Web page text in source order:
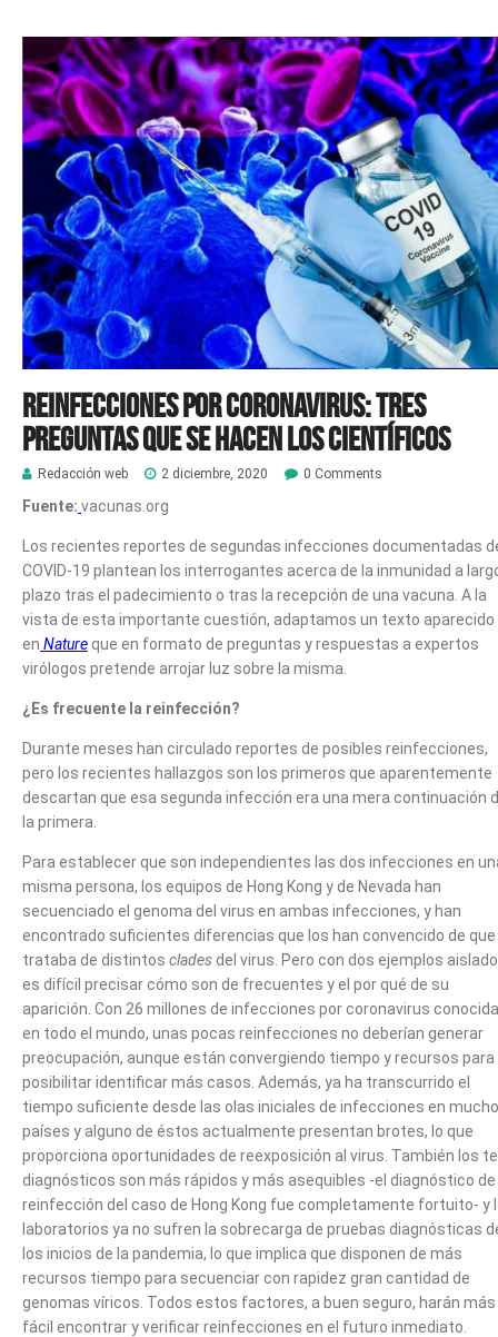
Reinfecciones por coronavirus: tres
preguntas que se hacen los científicos
Redacción web 2 diciembre, 2020 0 Comments
Fuente: vacunas.org
Los recientes reportes de segundas infecciones documentadas
COVID-19 plantean los interrogantes acerca de la inmunidad a
plazo tras el padecimiento o tras la recepción de una vacuna. A la
vista de esta importante cuestión, adaptamos un texto aparecido
en Nature que en formato de preguntas y respuestas a expertos
virólogos pretende arrojar luz sobre la misma.
¿Es frecuente la reinfección?
Durante meses han circulado reportes de posibles reinfecciones,
pero los recientes hallazgos son los primeros que aparentemente
descartan que esa segunda infección era una mera continuación
la primera.
Para establecer que son independientes las dos infecciones en
misma persona, los equipos de Hong Kong y de Nevada han
secuenciado el genoma del virus en ambas infecciones, y han
encontrado suficientes diferencias que los han convencido de
trataba de distintos clades del virus. Pero con dos ejemplos
es difícil precisar cómo son de frecuentes y el por qué de su
aparición. Con 26 millones de infecciones por coronavirus
en todo el mundo, unas pocas reinfecciones no deberían generar
preocupación, aunque están convergiendo tiempo y recursos para
posibilitar identificar más casos. Además, ya ha transcurrido el
tiempo suficiente desde las olas iniciales de infecciones en
países y alguno de éstos actualmente presentan brotes, lo que
proporciona oportunidades de reexposición al virus. También los
diagnósticos son más rápidos y más asequibles -el diagnóstico de
reinfección del caso de Hong Kong fue completamente fortuito- y
laboratorios ya no sufren la sobrecarga de pruebas diagnósticas
los inicios de la pandemia, lo que implica que disponen de más
recursos tiempo para secuenciar con rapidez gran cantidad de
genomas víricos. Todos estos factores, a buen seguro, harán más
fácil encontrar y verificar reinfecciones en el futuro inmediato.